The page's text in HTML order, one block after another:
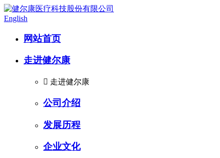
English
网站首页
走进健尔康
 走进健尔康
公司介绍
发展历程
企业文化